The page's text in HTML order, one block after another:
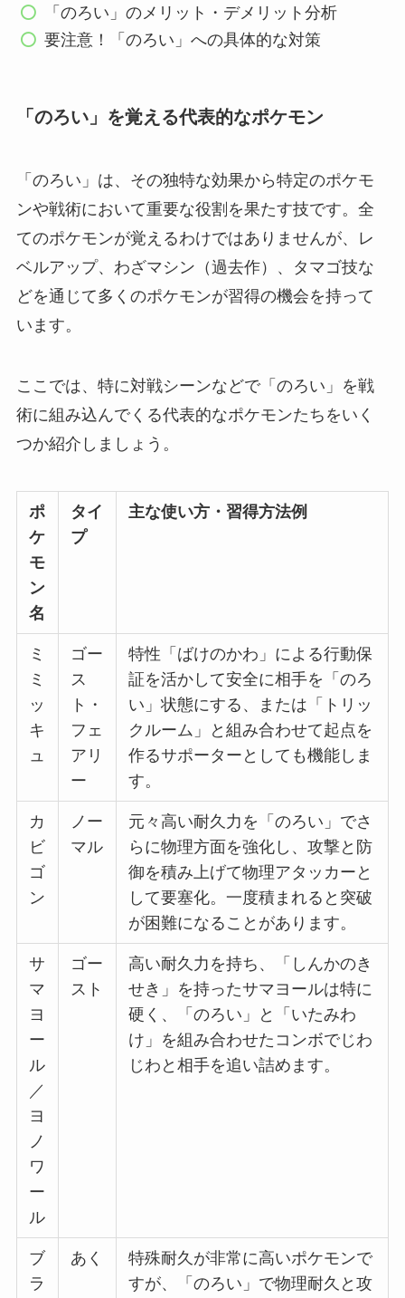
「のろい」のメリット・デメリット分析
要注意！「のろい」への具体的な対策
「のろい」を覚える代表的なポケモン
「のろい」は、その独特な効果から特定のポケモ
ンや戦術において重要な役割を果たす技です。全
てのポケモンが覚えるわけではありませんが、レ
ベルアップ、わざマシン（過去作）、タマゴ技な
どを通じて多くのポケモンが習得の機会を持って
います。
ここでは、特に対戦シーンなどで「のろい」を戦
術に組み込んでくる代表的なポケモンたちをいく
つか紹介しましょう。
ポ
ケ
モ
ン
名
タイ
プ
主な使い方・習得方法例
ミ
ミ
ッ
キ
ュ
ゴー
ス
ト・
フェ
アリ
ー
特性「ばけのかわ」による行動保
証を活かして安全に相手を「のろ
い」状態にする、または「トリッ
クルーム」と組み合わせて起点を
作るサポーターとしても機能しま
す。
カ
ビ
ゴ
ン
ノー
マル
元々高い耐久力を「のろい」でさ
らに物理方面を強化し、攻撃と防
御を積み上げて物理アタッカーと
して要塞化。一度積まれると突破
が困難になることがあります。
サ
マ
ヨ
ー
ル
／
ヨ
ノ
ワ
ー
ル
ゴー
スト
高い耐久力を持ち、「しんかのき
せき」を持ったサマヨールは特に
硬く、「のろい」と「いたみわ
け」を組み合わせたコンボでじわ
じわと相手を追い詰めます。
ブ
ラ
あく
特殊耐久が非常に高いポケモンで
すが、「のろい」で物理耐久と攻